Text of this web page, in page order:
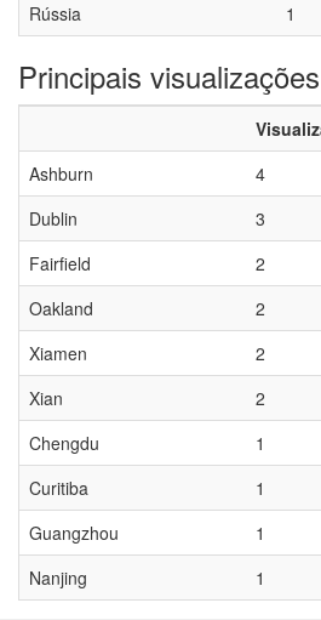
Rússia
1
Principais
Ashburn
4
Dublin
3
Fairfield
2
Oakland
2
Xiamen
2
Xian
2
Chengdu
1
Curitiba
1
Guangzhou
1
Nanjing
1